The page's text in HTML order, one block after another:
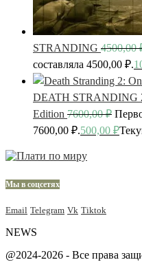
STRANDING 4500,00
составляла 4500,00 ₽.
DEATH STRANDING
Edition 7600,00₽
7600,00 ₽.500,00 ₽
Мы в соцсетях
Email Telegram Vk Tiktok
NEWS
@2024-2026 - Все права